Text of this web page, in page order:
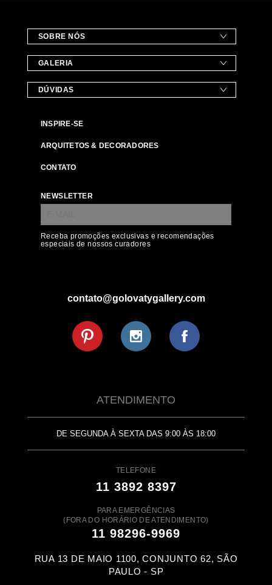
SOBRE NÓS
GALERIA
DÚVIDAS
INSPIRE-SE
ARQUITETOS & DECORADORES
CONTATO
NEWSLETTER
Receba promoções exclusivas e recomendações
especiais de nossos curadores
contato@golovatygallery.com
ATENDIMENTO
DE SEGUNDA À SEXTA DAS 9:00 ÀS 18:00
TELEFONE
11 3892 8397
PARA EMERGÊNCIAS
(FORA DO HORÁRIO DE ATENDIMENTO)
11 98296-9969
RUA 13 DE MAIO 1100, CONJUNTO 62, SÃO
PAULO - SP